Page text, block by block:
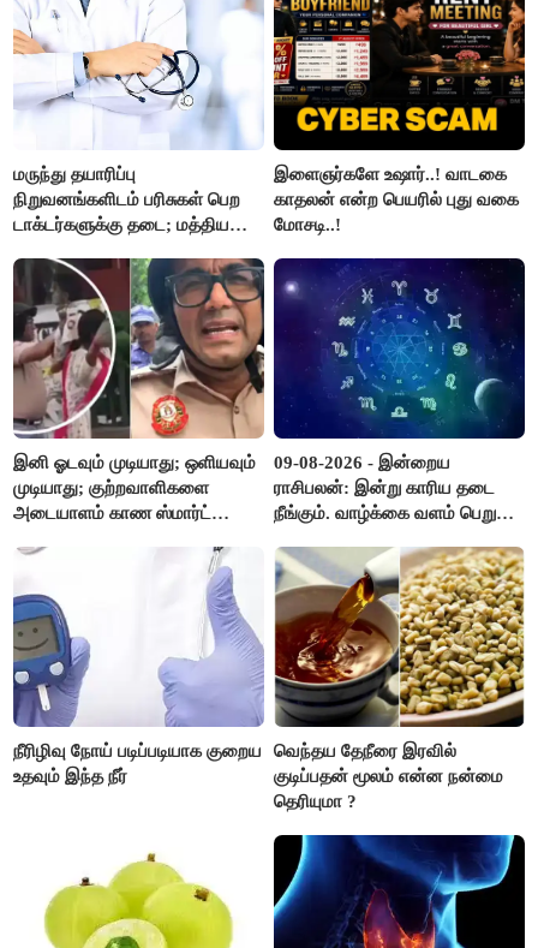
மருந்து தயாரிப்பு
நிறுவனங்களிடம் பரிசுகள் பெற
டாக்டர்களுக்கு தடை; மத்திய
இளைஞர்களே உஷார்..! வாடகை
காதலன் என்ற பெயரில் புது வகை
மோசடி..!
இனி ஓடவும் முடியாது; ஒளியவும்
முடியாது; குற்றவாளிகளை
அடையாளம் காண ஸ்மார்ட்
09-08-2026 - இன்றைய
ராசிபலன்: இன்று காரிய தடை
நீங்கும். வாழ்க்கை வளம் பெறும்.
எடைபோடுவது நல்லது..!
நீரிழிவு நோய் படிப்படியாக குறைய
உதவும் இந்த நீர்
வெந்தய தேநீரை இரவில்
குடிப்பதன் மூலம் என்ன நன்மை
தெரியுமா ?